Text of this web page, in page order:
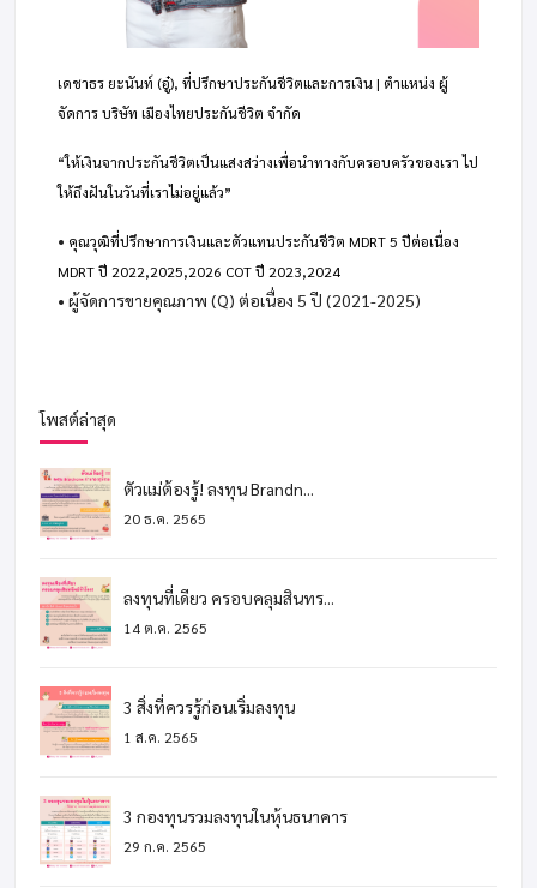
เดชาธร ยะนันท์ (อู๋), ที่ปรึกษาประกันชีวิตและการเงิน | ตำแหน่ง ผู้
จัดการ บริษัท เมืองไทยประกันชีวิต จำกัด
“ให้เงินจากประกันชีวิตเป็นแสงสว่างเพื่อนำทางกับครอบครัวของเรา ไป
ให้ถึงฝันในวันที่เราไม่อยู่แล้ว”
• คุณวุฒิที่ปรึกษาการเงินและตัวแทนประกันชีวิต MDRT 5 ปีต่อเนื่อง
MDRT ปี 2022,2025,2026 COT ปี 2023,2024
• ผู้จัดการขายคุณภาพ (Q) ต่อเนื่อง 5 ปี (2021-2025)
โพสต์ล่าสุด
ตัวแม่ต้องรู้! ลงทุน Brandn...
20 ธ.ค. 2565
ลงทุนที่เดียว ครอบคลุมสินทร...
14 ต.ค. 2565
3 สิ่งที่ควรรู้ก่อนเริ่มลงทุน
1 ส.ค. 2565
3 กองทุนรวมลงทุนในหุ้นธนาคาร
29 ก.ค. 2565